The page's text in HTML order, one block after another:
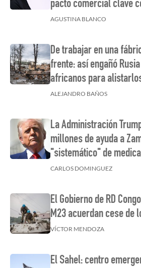
pacto comercial clave
AGUSTINA BLANCO
De trabajar en una
frente: así engañó
africanos para
ALEJANDRO BAÑOS
La Administración
millones de ayuda a
"sistemático" de
CARLOS DOMINGUEZ
El Gobierno de RD
M23 acuerdan cese de
VÍCTOR MENDOZA
El Sahel: centro